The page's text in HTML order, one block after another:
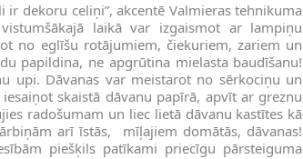
dekoru celiņi”, akcentē Valmieras tehnikuma
laikā var izgaismot ar lampiņu
no eglīšu rotājumiem, čiekuriem, zariem un
papildina, ne apgrūtina mielasta baudīšanu!
upi. Dāvanas var meistarot no sērkociņu un
skaistā dāvanu papīrā, apvīt ar greznu
radošumam un liec lietā dāvanu kastītes kā
arī īstās, mīļajiem domātās, dāvanas!
piešķils patīkami priecīgu pārsteiguma